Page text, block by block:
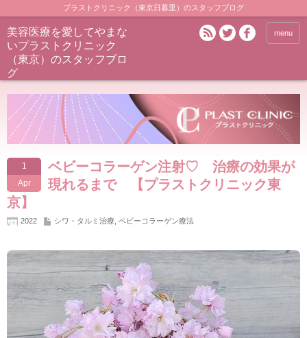
プラストクリニック（東京日暮里）のスタッフブログ
美容医療を愛してやまな
いプラストクリニック
（東京）のスタッフブロ
グ
menu
1
Apr
ベビーコラーゲン注射♡ 治療の効果が
現れるまで 【プラストクリニック東
京】
2022 シワ・タルミ治療 ベビーコラーゲン療法